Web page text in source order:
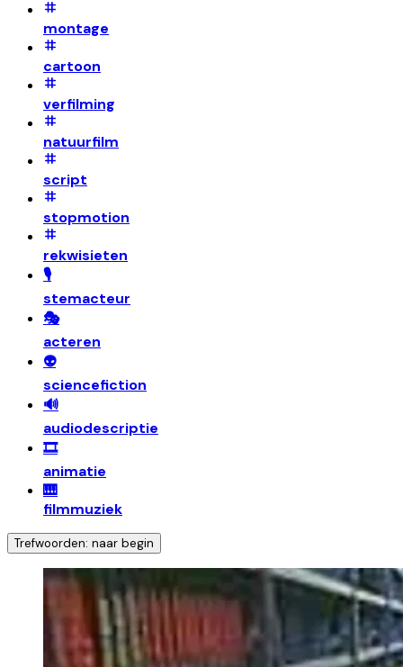
montage
cartoon
verfilming
natuurfilm
script
stopmotion
rekwisieten
🎙️
stemacteur
🎭
acteren
👽
sciencefiction
🔊
audiodescriptie
🎞️
animatie
🎹
filmmuziek
Trefwoorden: naar begin